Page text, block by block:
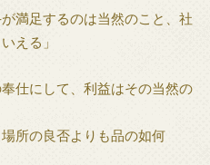
満足するのは当然のこと、社
える」
仕にして、利益はその当然の
所の良否よりも品の如何